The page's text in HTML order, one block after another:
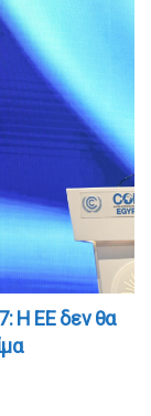
Η ΕΕ δεν θα